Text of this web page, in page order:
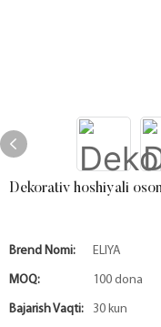
Dekorativ hoshiyali
Brend Nomi: ELIYA
MOQ: 100 dona
Bajarish Vaqti: 30 kun